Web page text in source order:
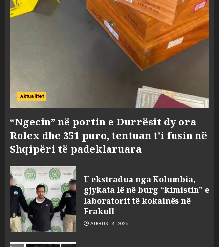
Aktualitet
“Ngecin” në portin e Durrësit dy ora
Rolex dhe 351 puro, tentuan t’i fusin në
Shqipëri të padeklaruara
U ekstradua nga Kolumbia,
gjykata lë në burg “kimistin” e
laboratorit të kokainës në
Frakull
AUGUST 8, 2026